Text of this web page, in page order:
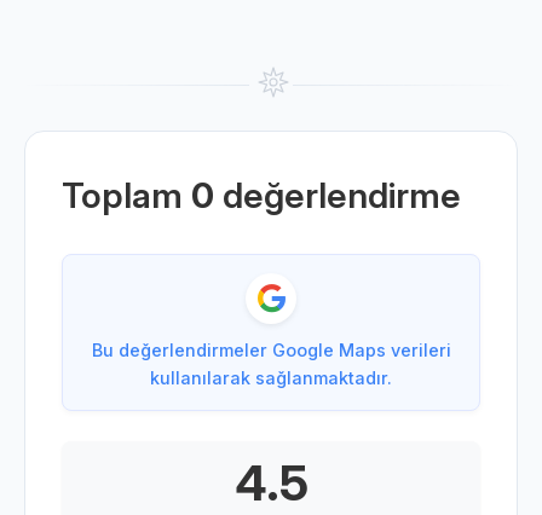
Toplam 0 değerlendirme
Bu değerlendirmeler Google Maps verileri
kullanılarak sağlanmaktadır.
4.5